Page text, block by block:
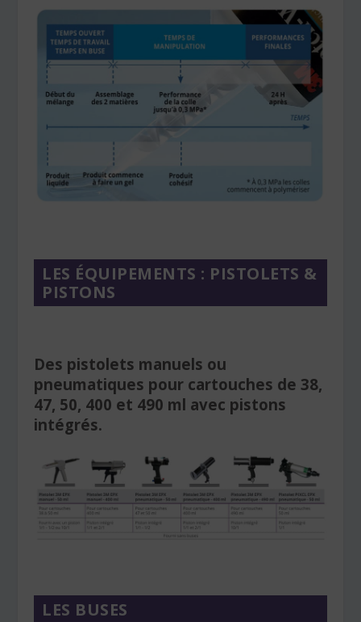
LES ÉQUIPEMENTS : PISTOLETS &
PISTONS
Des pistolets manuels ou
pneumatiques pour cartouches de 38,
47, 50, 400 et 490 ml avec pistons
intégrés.
LES BUSES